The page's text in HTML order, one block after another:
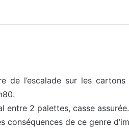
de l’escalade sur les
entre 2 palettes, casse assurée.
conséquences de ce genre